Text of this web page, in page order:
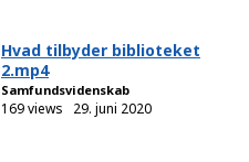
Hvad tilbyder biblioteket
2.mp4
Samfundsvidenskab
169 views 29. juni 2020